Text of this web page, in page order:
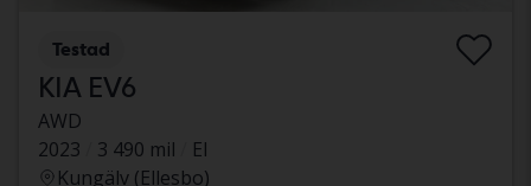
Testad
KIA EV6
AWD
2023
3 490 mil
El
Kungälv (Ellesbo)